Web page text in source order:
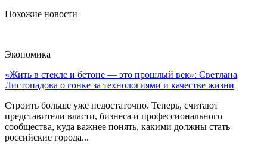
Похожие новости
Экономика
«Жить в стекле и бетоне — это прошлый век»: Светлана
Листопадова о гонке за технологиями и качестве жизни
Строить больше уже недостаточно. Теперь, считают
представители власти, бизнеса и профессионального
сообщества, куда важнее понять, какими должны стать
российские города...